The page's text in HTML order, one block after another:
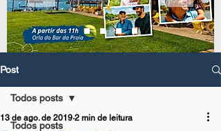
Post
Todos posts
Todos posts
13 de ago. de 2019 2 min de leitura